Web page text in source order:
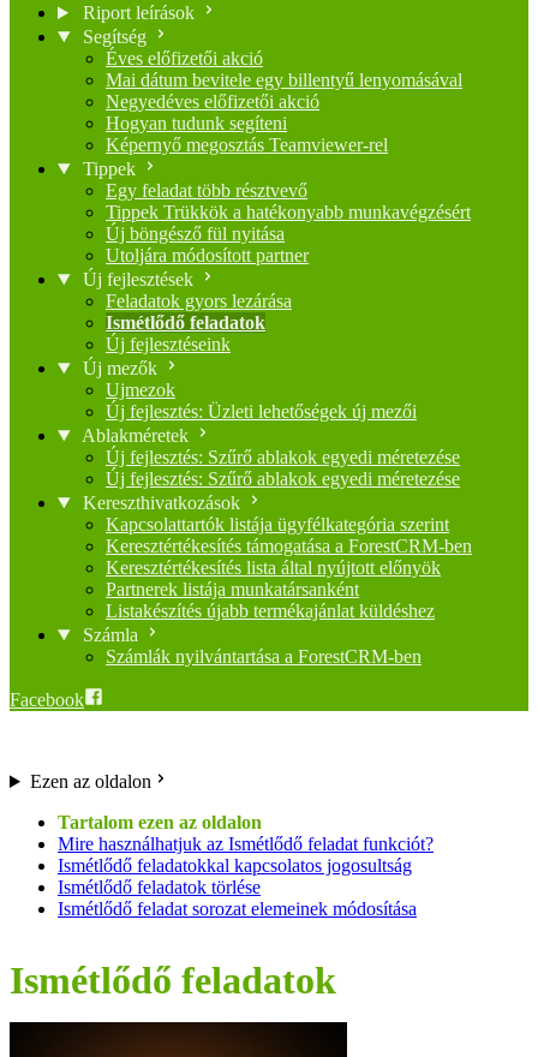
Riport leírások
Segítség
Éves előfizetői akció
Mai dátum bevitele egy billentyű lenyomásával
Negyedéves előfizetői akció
Hogyan tudunk segíteni
Képernyő megosztás Teamviewer-rel
Tippek
Egy feladat több résztvevő
Tippek Trükkök a hatékonyabb munkavégzésért
Új böngésző fül nyitása
Utoljára módosított partner
Új fejlesztések
Feladatok gyors lezárása
Ismétlődő feladatok
Új fejlesztéseink
Új mezők
Ujmezok
Új fejlesztés: Üzleti lehetőségek új mezői
Ablakméretek
Új fejlesztés: Szűrő ablakok egyedi méretezése
Új fejlesztés: Szűrő ablakok egyedi méretezése
Kereszthivatkozások
Kapcsolattartók listája ügyfélkategória szerint
Keresztértékesítés támogatása a ForestCRM-ben
Keresztértékesítés lista által nyújtott előnyök
Partnerek listája munkatársanként
Listakészítés újabb termékajánlat küldéshez
Számla
Számlák nyilvántartása a ForestCRM-ben
Facebook
Ezen az oldalon
Mire használhatjuk az Ismétlődő feladat funkciót?
Ismétlődő feladatokkal kapcsolatos jogosultság
Ismétlődő feladatok törlése
Ismétlődő feladat sorozat elemeinek módosítása
Ismétlődő feladatok